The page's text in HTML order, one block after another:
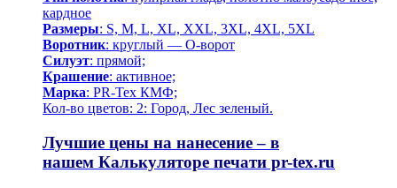
кардное
Размеры: S, M, L, XL, XXL, 3XL, 4XL, 5XL
Воротник: круглый — О-ворот
Силуэт: прямой;
Крашение: активное;
Марка: PR-Tex КМФ;
Кол-во цветов: 2: Город, Лес зеленый.
Лучшие цены на нанесение – в
нашем Калькуляторе печати pr-tex.ru